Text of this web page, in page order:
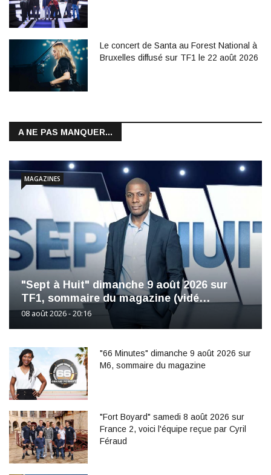
Le concert de Santa au Forest National à
Bruxelles diffusé sur TF1 le 22 août 2026
A NE PAS MANQUER...
"Sept à Huit" dimanche 9 août 2026 sur
TF1, sommaire du magazine (vidé…
08 août 2026 - 20:16
MAGAZINES
"66 Minutes" dimanche 9 août 2026 sur
M6, sommaire du magazine
"Fort Boyard" samedi 8 août 2026 sur
France 2, voici l'équipe reçue par Cyril
Féraud